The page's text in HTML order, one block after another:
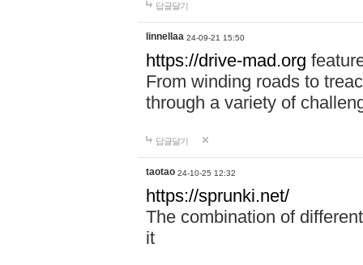
답글달기
linnellaa 24-09-21 15:50
https://drive-mad.org
From winding roads to
through a variety of
답글달기
taotao 24-10-25 12:32
https://sprunki.net/
The combination of
it